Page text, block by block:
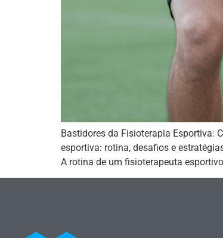
Bastidores da Fisioterapia Esportiva:
esportiva: rotina, desafios e
A rotina de um fisioterapeuta